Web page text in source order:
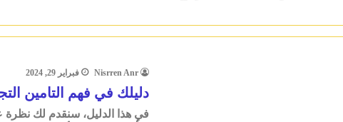
Nisrren Anr فبراير 29, 2024
دليلك في فهم التامين
في هذا الدليل، سنقدم لك